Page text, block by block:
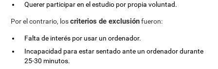
Querer participar en el estudio por propia voluntad.
Por el contrario, loscriterios de exclusiónfueron:
Falta de interés por usar un ordenador.
Incapacidad para estar sentado ante un ordenador durante
25-30 minutos.